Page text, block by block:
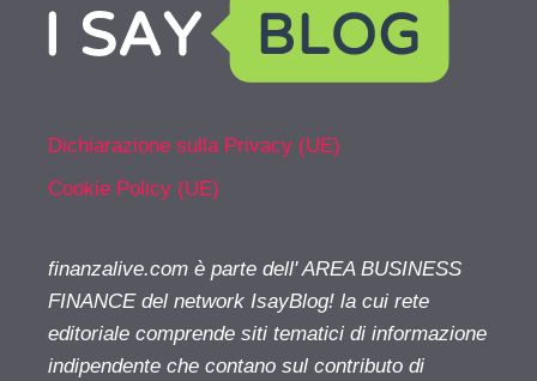
Dichiarazione sulla Privacy (UE)
Cookie Policy (UE)
finanzalive.com è parte dell' AREA BUSINESS
FINANCE del network IsayBlog! la cui rete
editoriale comprende siti tematici di informazione
indipendente che contano sul contributo di